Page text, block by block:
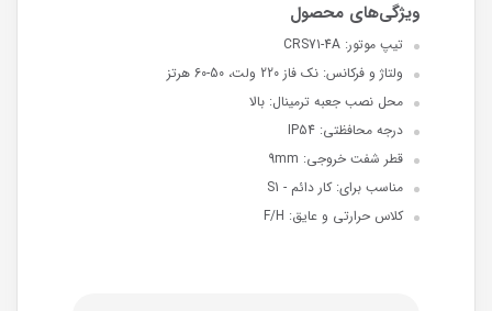
تیپ موتور: CRS71-4A
ولتاژ و فرکانس: نک فاز 220 ولت، 50-60 هرتز
محل نصب جعبه ترمینال: بالا
درجه محافظتی: IP54
قطر شفت خروجی: 9mm
مناسب برای: کار دائم - S1
کلاس حرارتی و عایق: F/H